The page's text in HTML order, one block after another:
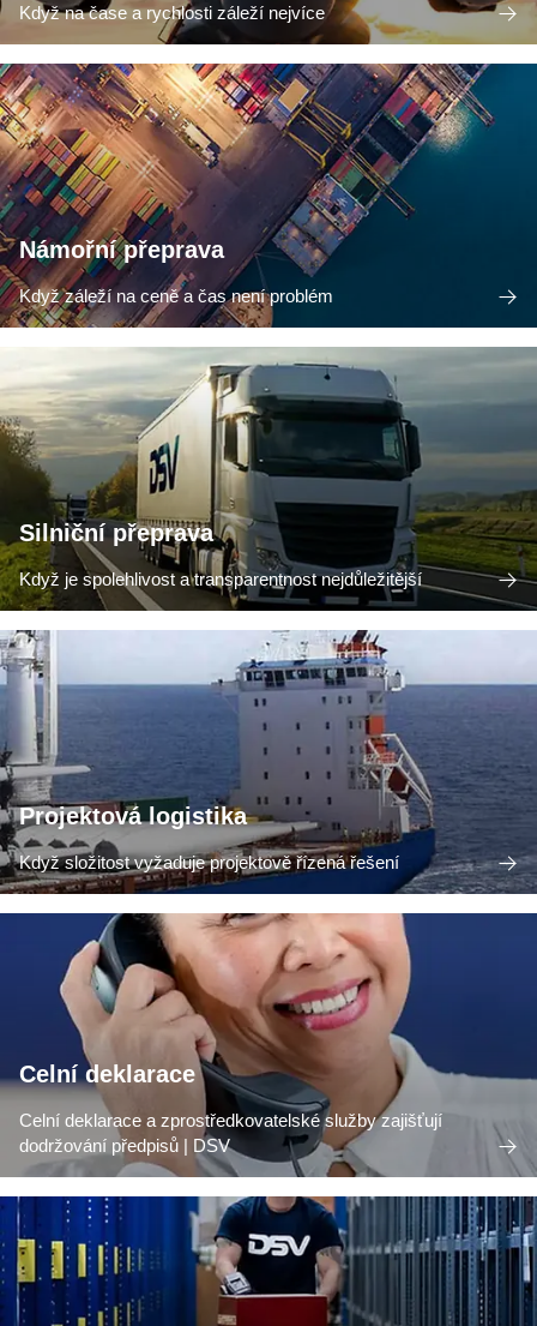
Když na čase a rychlosti záleží nejvíce
Námořní přeprava
Když záleží na ceně a čas není problém
Silniční přeprava
Když je spolehlivost a transparentnost nejdůležitější
Projektová logistika
Když složitost vyžaduje projektově řízená řešení
Celní deklarace
Celní deklarace a zprostředkovatelské služby zajišťují
dodržování předpisů | DSV